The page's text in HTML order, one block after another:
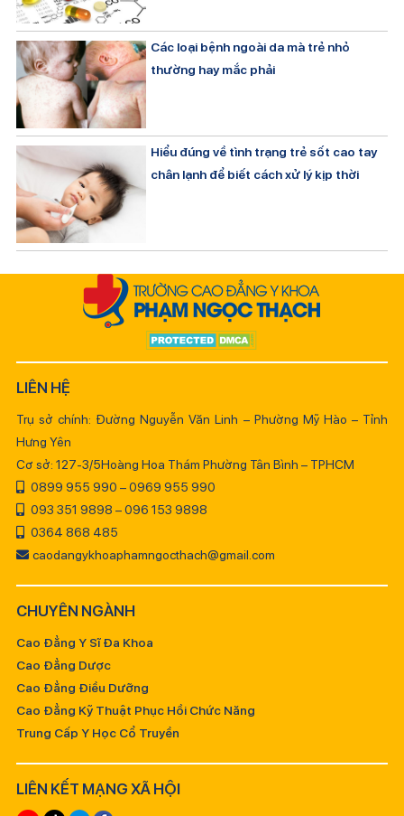
Các loại bệnh ngoài da mà trẻ nhỏ
thường hay mắc phải
Hiểu đúng về tình trạng trẻ sốt cao tay
chân lạnh để biết cách xử lý kịp thời
LIÊN HỆ
Trụ sở chính: Đường Nguyễn Văn Linh – Phường Mỹ Hào – Tỉnh
Hưng Yên
Cơ sở: 127-3/5Hoàng Hoa Thám Phường Tân Bình – TPHCM
0899 955 990 – 0969 955 990
093 351 9898 – 096 153 9898
0364 868 485
caodangykhoaphamngocthach@gmail.com
CHUYÊN NGÀNH
Cao Đẳng Y Sĩ Đa Khoa
Cao Đẳng Dược
Cao Đẳng Điều Dưỡng
Cao Đẳng Kỹ Thuật Phục Hồi Chức Năng
Trung Cấp Y Học Cổ Truyền
LIÊN KẾT MẠNG XÃ HỘI